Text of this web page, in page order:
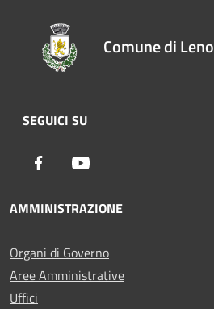
Comune di Leno
SEGUICI SU
Facebook
AMMINISTRAZIONE
Organi di Governo
Aree Amministrative
Uffici